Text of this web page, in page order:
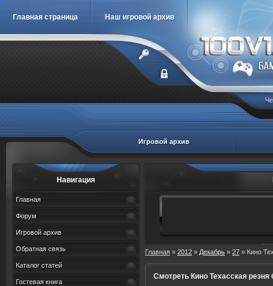
Главная страница Наш игровой архив
Игровой архив
Навигация
Главная
Форум
Игровой архив
Обратная связь
Каталог статей
Гостевая книга
Главная » 2012 » Декабрь » 27 » Кино
Смотреть Кино Техасская